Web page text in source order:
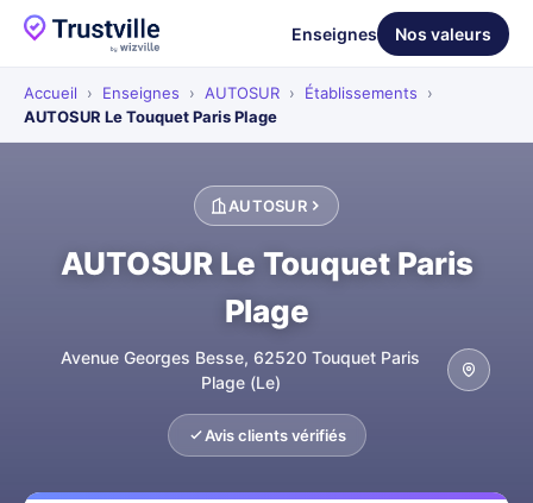
Enseignes Nos valeurs
Accueil › Enseignes › AUTOSUR › Établissements
›
AUTOSUR Le Touquet Paris Plage
AUTOSUR
AUTOSUR Le Touquet Paris
Plage
Avenue Georges Besse, 62520 Touquet Paris
Plage (Le)
Avis clients vérifiés